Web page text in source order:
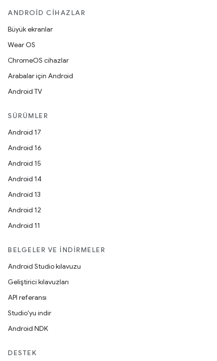
ANDROID CIHAZLAR
Büyük ekranlar
Wear OS
ChromeOS cihazlar
Arabalar için Android
Android TV
SÜRÜMLER
Android 17
Android 16
Android 15
Android 14
Android 13
Android 12
Android 11
BELGELER VE İNDIRMELER
Android Studio kılavuzu
Geliştirici kılavuzları
API referansı
Studio'yu indir
Android NDK
DESTEK